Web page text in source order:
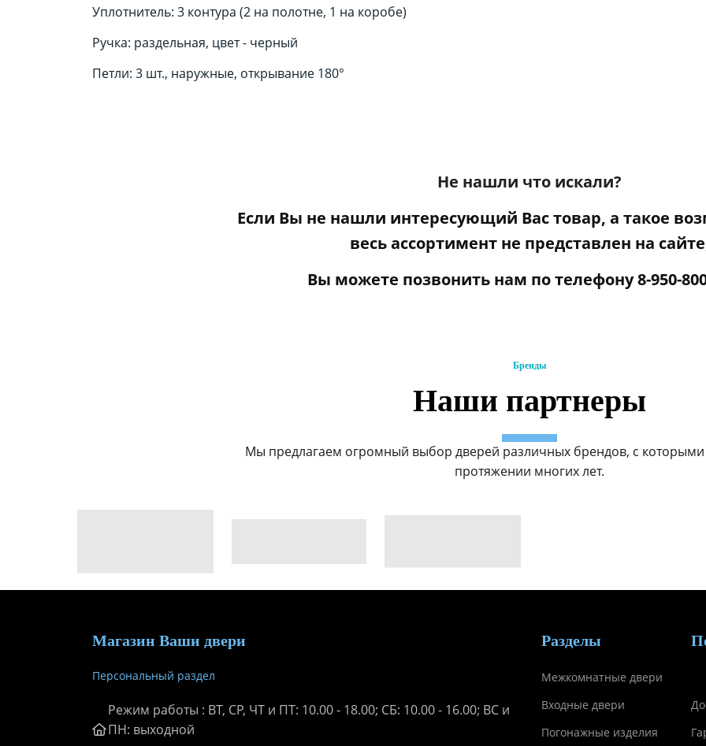
Уплотнитель: 3 контура (2 на полотне, 1 на коробе)
Ручка: раздельная, цвет - черный
Петли: 3 шт., наружные, открывание 180°
Не нашли что искали?
Если Вы не нашли интересующий Вас товар, а такое
весь ассортимент не представлен на
Вы можете позвонить нам по телефону8-950-
Бренды
Наши партнеры
Мы предлагаем огромный выбор дверей различных брендов, с
протяжении многих лет.
Магазин Ваши двери
Персональный раздел
Режим работы : ВТ, СР, ЧТ и ПТ: 10.00 - 18.00; СБ: 10.00 - 16.00; ВС и
ПН: выходной
Разделы
Межкомнатные двери
Входные двери
Погонажные изделия